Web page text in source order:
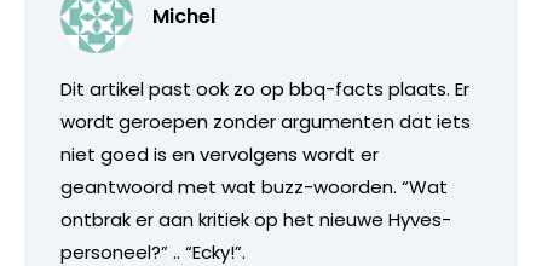
Michel
Dit artikel past ook zo op bbq-facts plaats. Er
wordt geroepen zonder argumenten dat iets
niet goed is en vervolgens wordt er
geantwoord met wat buzz-woorden. “Wat
ontbrak er aan kritiek op het nieuwe Hyves-
personeel?” .. “Ecky!”.